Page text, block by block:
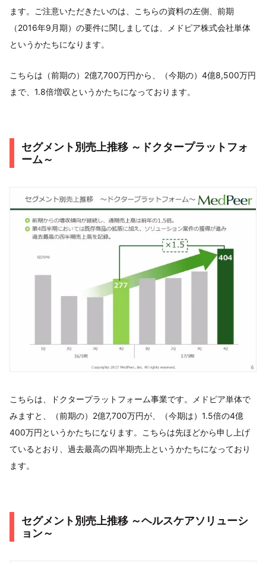
ます。ご注意いただきたいのは、こちらの資料の左側、前期
（2016年9月期）の要件に関しましては、メドピア株式会社単体
というかたちになります。
こちらは（前期の）2億7,700万円から、（今期の）4億8,500万円
まで、1.8倍増収というかたちになっております。
セグメント別売上推移 ～ドクタープラットフォ
ーム～
こちらは、ドクタープラットフォーム事業です。メドピア単体で
みますと、（前期の）2億7,700万円が、（今期は）1.5倍の4億
400万円というかたちになります。こちらは先ほどから申し上げ
ているとおり、過去最高の四半期売上というかたちになっており
ます。
セグメント別売上推移 ～ヘルスケアソリューシ
ョン～